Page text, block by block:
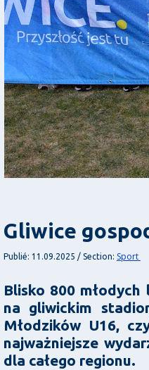
Gliwice
Publié: 11.09.2025 / Section: Sport
Blisko 800
na gliwickim
Młodzików U16,
najważniejsze
dla całego regionu.